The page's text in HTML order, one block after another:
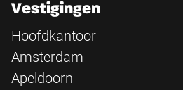
Vestigingen
Hoofdkantoor
Amsterdam
Apeldoorn